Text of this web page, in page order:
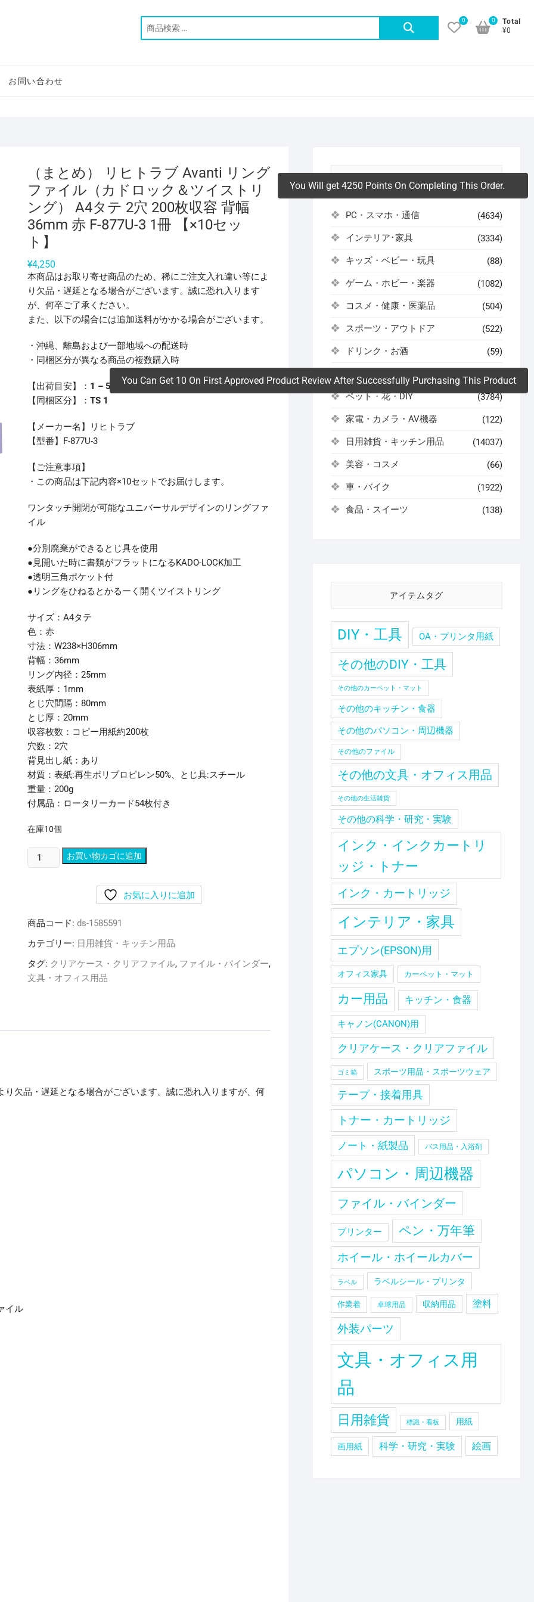
0
Total
¥0
0
お問い合わせ
（まとめ） リヒトラブ Avanti リング
ファイル（カドロック＆ツイストリ
ング） A4タテ 2穴 200枚収容 背幅
36mm 赤 F-877U-3 1冊 【×10セッ
ト】
¥4,250
本商品はお取り寄せ商品のため、稀にご注文入れ違い等によ
り欠品・遅延となる場合がございます。誠に恐れ入ります
が、何卒ご了承ください。
また、以下の場合には追加送料がかかる場合がございます。
・沖縄、離島および一部地域への配送時
・同梱区分が異なる商品の複数購入時
【出荷目安】： 1 – 5営業日 ※土日・祝除く
【同梱区分】： TS 1
【メーカー名】リヒトラブ
【型番】F-877U-3
【ご注意事項】
・この商品は下記内容×10セットでお届けします。
ワンタッチ開閉が可能なユニバーサルデザインのリングファ
イル
●分別廃棄ができるとじ具を使用
●見開いた時に書類がフラットになるKADO-LOCK加工
●透明三角ポケット付
●リングをひねるとかるーく開くツイストリング
サイズ：A4タテ
色：赤
寸法：W238×H306mm
背幅：36mm
リング内径：25mm
表紙厚：1mm
とじ穴間隔：80mm
とじ厚：20mm
収容枚数：コピー用紙約200枚
穴数：2穴
背見出し紙：あり
材質：表紙:再生ポリプロピレン50%、とじ具:スチール
重量：200g
付属品：ロータリーカード54枚付き
在庫10個
You Will get 4250 Points On Completing This Order.
You Can Get 10 On First Approved Product Review After Successfully Purchasing This Product
（ま
と
ト
ラ
Avanti
リ
ド
お買い物カゴに追加
お気に入りに追加
商品コード: ds-1585591
カテゴリー: 日用雑貨・キッチン用品
タグ: クリアケース・クリアファイル, ファイル・バインダー,
文具・オフィス用品
欠品・遅延となる場合がございます。誠に恐れ入りますが、何
イル
PC・スマホ・通信 (4634)
インテリア･家具 (3334)
キッズ・ベビー・玩具 (88)
ゲーム・ホビー・楽器 (1082)
コスメ・健康・医薬品 (504)
スポーツ・アウトドア (522)
ドリンク・お酒 (59)
(486)
ペット・花・DIY (3784)
家電・カメラ・AV機器 (122)
日用雑貨・キッチン用品 (14037)
美容・コスメ (66)
車・バイク (1922)
食品・スイーツ (138)
アイテムタグ
DIY・工具 OA・プリンタ用紙
その他のDIY・工具
その他のカーペット・マット
その他のキッチン・食器
その他のパソコン・周辺機器
その他のファイル
その他の文具・オフィス用品
その他の生活雑貨
その他の科学・研究・実験
インク・インクカートリ
ッジ・トナー
インク・カートリッジ
インテリア・家具
エプソン(EPSON)用
オフィス家具 カーペット・マット
カー用品 キッチン・食器
キャノン(CANON)用
クリアケース・クリアファイル
ゴミ箱 スポーツ用品・スポーツウェア
テープ・接着用具
トナー・カートリッジ
ノート・紙製品 バス用品・入浴剤
パソコン・周辺機器
ファイル・バインダー
プリンター ペン・万年筆
ホイール・ホイールカバー
ラベル ラベルシール・プリンタ
作業着 卓球用品 収納用品 塗料
外装パーツ
文具・オフィス用
品
日用雑貨 標識・看板 用紙
画用紙 科学・研究・実験 絵画